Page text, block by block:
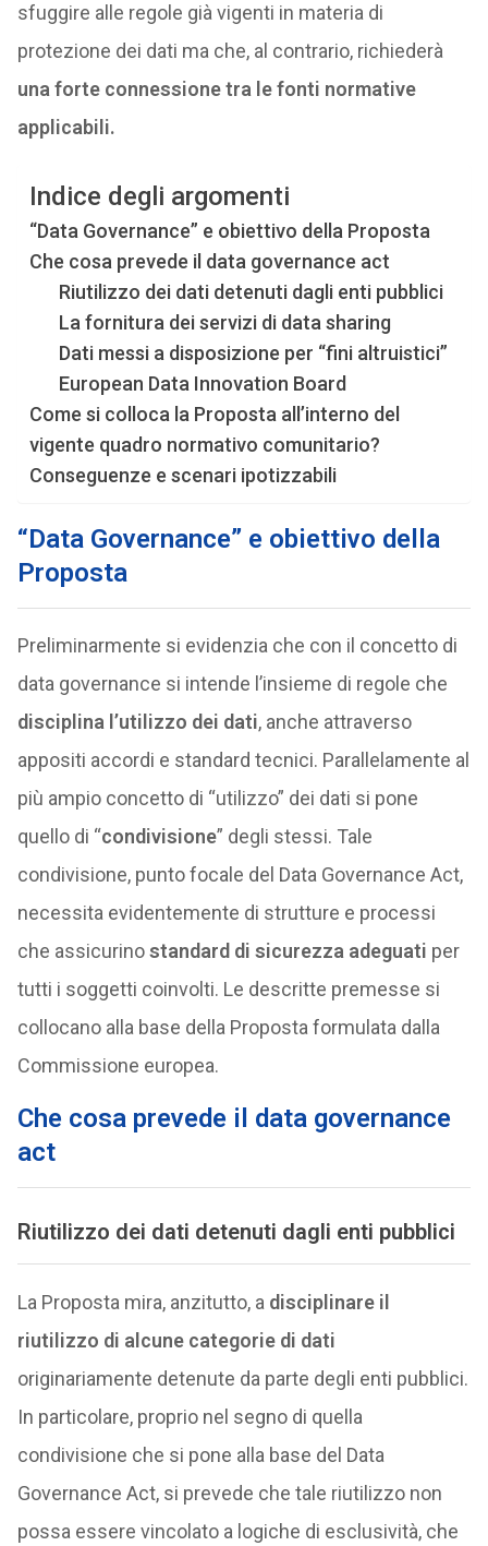
sfuggire alle regole già vigenti in materia di
protezione dei dati ma che, al contrario, richiederà
una forte connessione tra le fonti normative
applicabili.
Indice degli argomenti
“Data Governance” e obiettivo della Proposta
Che cosa prevede il data governance act
Riutilizzo dei dati detenuti dagli enti pubblici
La fornitura dei servizi di data sharing
Dati messi a disposizione per “fini altruistici”
European Data Innovation Board
Come si colloca la Proposta all’interno del
vigente quadro normativo comunitario?
Conseguenze e scenari ipotizzabili
“Data Governance” e obiettivo della
Proposta
Preliminarmente si evidenzia che con il concetto di
data governance si intende l’insieme di regole che
disciplina l’utilizzo dei dati, anche attraverso
appositi accordi e standard tecnici. Parallelamente al
più ampio concetto di “utilizzo” dei dati si pone
quello di “condivisione” degli stessi. Tale
condivisione, punto focale del Data Governance Act,
necessita evidentemente di strutture e processi
che assicurinostandard di sicurezza adeguati per
tutti i soggetti coinvolti. Le descritte premesse si
collocano alla base della Proposta formulata dalla
Commissione europea.
Che cosa prevede il data governance
act
Riutilizzo dei dati detenuti dagli enti pubblici
La Proposta mira, anzitutto, a disciplinare il
riutilizzo di alcune categorie di dati
originariamente detenute da parte degli enti pubblici.
In particolare, proprio nel segno di quella
condivisione che si pone alla base del Data
Governance Act, si prevede che tale riutilizzo non
possa essere vincolato a logiche di esclusività, che